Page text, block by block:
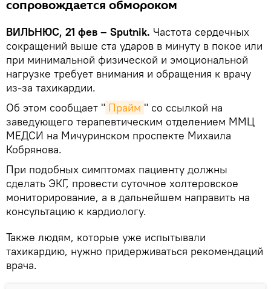
сопровождается обмороком
ВИЛЬНЮС, 21 фев – Sputnik. Частота сердечных
сокращений выше ста ударов в минуту в покое или
при минимальной физической и эмоциональной
нагрузке требует внимания и обращения к врачу
из-за тахикардии.
Об этом сообщает " Прайм " со ссылкой на
заведующего терапевтическим отделением ММЦ
МЕДСИ на Мичуринском проспекте Михаила
Кобрянова.
При подобных симптомах пациенту должны
сделать ЭКГ, провести суточное холтеровское
мониторирование, а в дальнейшем направить на
консультацию к кардиологу.
Также людям, которые уже испытывали
тахикардию, нужно придерживаться рекомендаций
врача.